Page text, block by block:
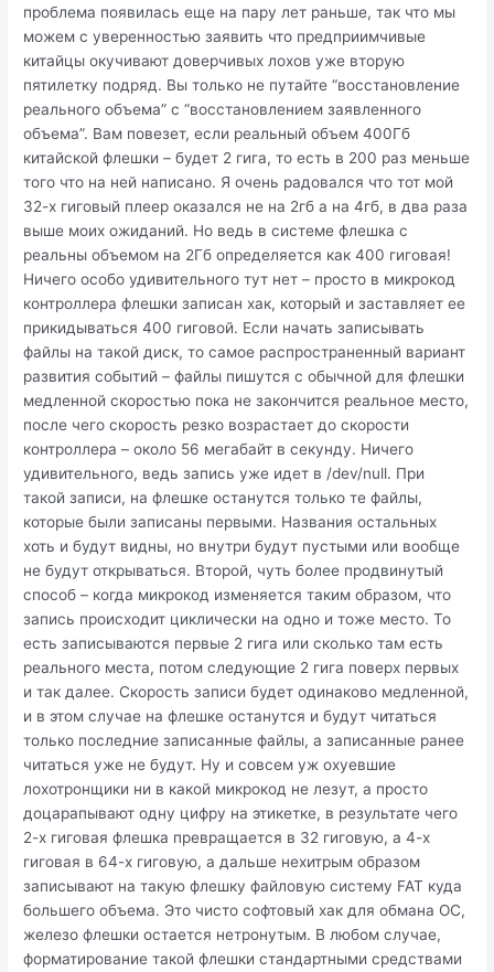
проблема появилась еще на пару лет раньше, так что мы
можем с уверенностью заявить что предприимчивые
китайцы окучивают доверчивых лохов уже вторую
пятилетку подряд. Вы только не путайте “восстановление
реального объема” с “восстановлением заявленного
объема”. Вам повезет, если реальный объем 400Гб
китайской флешки – будет 2 гига, то есть в 200 раз меньше
того что на ней написано. Я очень радовался что тот мой
32-х гиговый плеер оказался не на 2гб а на 4гб, в два раза
выше моих ожиданий. Но ведь в системе флешка с
реальны объемом на 2Гб определяется как 400 гиговая!
Ничего особо удивительного тут нет – просто в микрокод
контроллера флешки записан хак, который и заставляет ее
прикидываться 400 гиговой. Если начать записывать
файлы на такой диск, то самое распространенный вариант
развития событий – файлы пишутся с обычной для флешки
медленной скоростью пока не закончится реальное место,
после чего скорость резко возрастает до скорости
контроллера – около 56 мегабайт в секунду. Ничего
удивительного, ведь запись уже идет в /dev/null. При
такой записи, на флешке останутся только те файлы,
которые были записаны первыми. Названия остальных
хоть и будут видны, но внутри будут пустыми или вообще
не будут открываться. Второй, чуть более продвинутый
способ – когда микрокод изменяется таким образом, что
запись происходит циклически на одно и тоже место. То
есть записываются первые 2 гига или сколько там есть
реального места, потом следующие 2 гига поверх первых
и так далее. Скорость записи будет одинаково медленной,
и в этом случае на флешке останутся и будут читаться
только последние записанные файлы, а записанные ранее
читаться уже не будут. Ну и совсем уж охуевшие
лохотронщики ни в какой микрокод не лезут, а просто
доцарапывают одну цифру на этикетке, в результате чего
2-х гиговая флешка превращается в 32 гиговую, а 4-х
гиговая в 64-х гиговую, а дальше нехитрым образом
записывают на такую флешку файловую систему FAT куда
большего объема. Это чисто софтовый хак для обмана ОС,
железо флешки остается нетронутым. В любом случае,
форматирование такой флешки стандартными средствами